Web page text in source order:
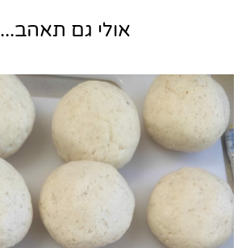
אולי גם תאהב...